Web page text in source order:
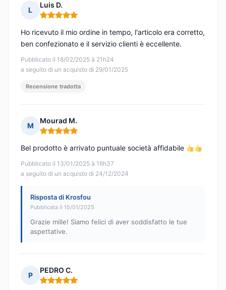
L
Luis D.
Nota: 5 su 5
Pubblicato il 18/02/2025 à 21h24
a seguito di un acquisto di 29/01/2025
Ho ricevuto il mio ordine in tempo, l'articolo era corretto,
ben confezionato e il servizio clienti è eccellente.
Recensione tradotta
M
Mourad M.
Nota: 5 su 5
Pubblicato il 13/01/2025 à 16h37
a seguito di un acquisto di 24/12/2024
Bel prodotto è arrivato puntuale società affidabile
Risposta di Krosfou
Pubblicata il 15/01/2025
Grazie mille! Siamo felici di aver soddisfatto le tue
aspettative.
P
PEDRO C.
Nota: 5 su 5